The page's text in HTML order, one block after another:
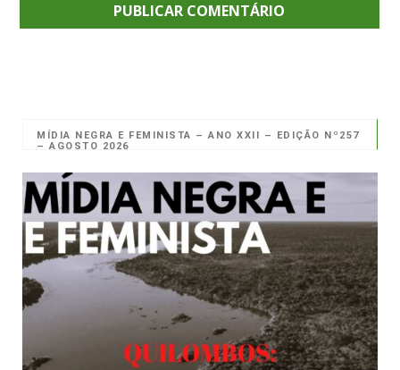
MÍDIA NEGRA E FEMINISTA – ANO XXII – EDIÇÃO Nº257
– AGOSTO 2026